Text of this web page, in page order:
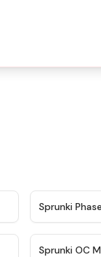
Sprunki
Sprunki OC